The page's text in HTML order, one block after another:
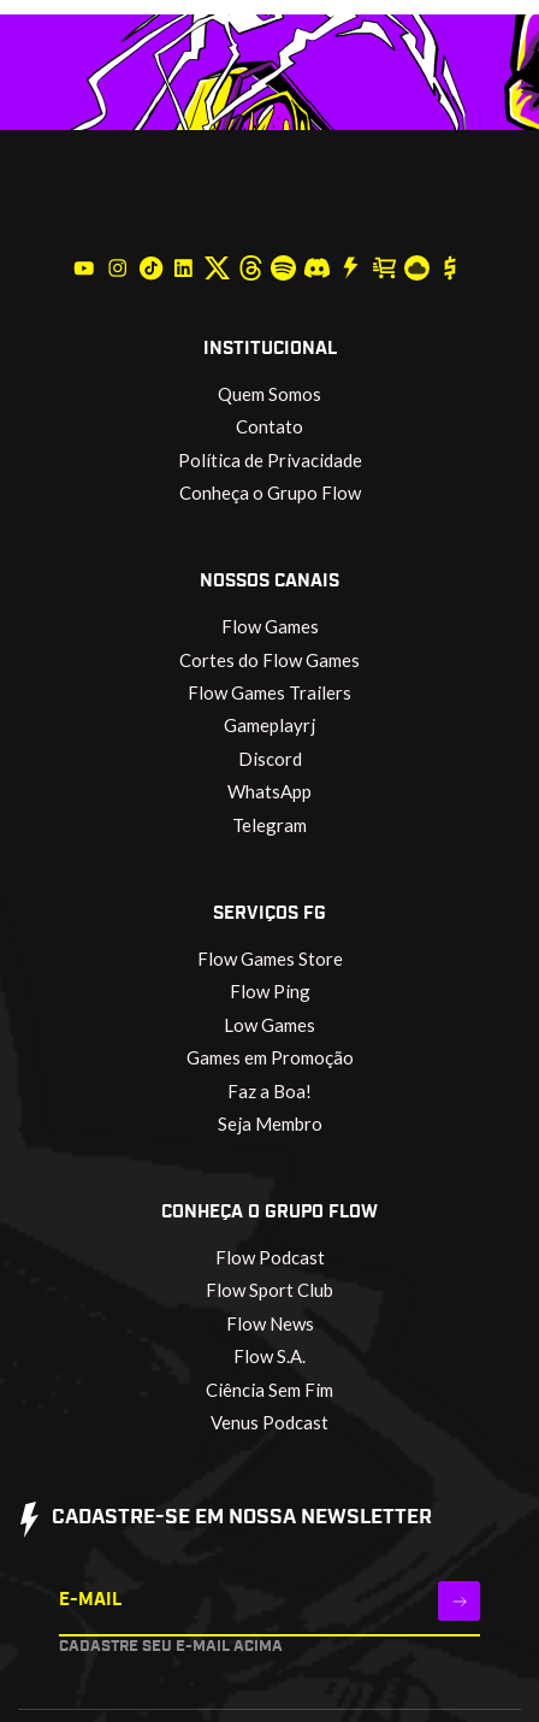
INSTITUCIONAL
Quem Somos
Contato
Política de Privacidade
Conheça o Grupo Flow
NOSSOS CANAIS
Flow Games
Cortes do Flow Games
Flow Games Trailers
Gameplayrj
Discord
WhatsApp
Telegram
SERVIÇOS FG
Flow Games Store
Flow Ping
Low Games
Games em Promoção
Faz a Boa!
Seja Membro
CONHEÇA O GRUPO FLOW
Flow Podcast
Flow Sport Club
Flow News
Flow S.A.
Ciência Sem Fim
Venus Podcast
CADASTRE-SE EM NOSSA NEWSLETTER
E-MAIL
CADASTRE SEU E-MAIL ACIMA